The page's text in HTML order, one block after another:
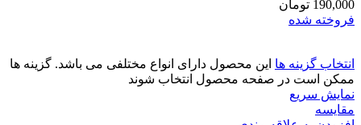
190,000 تومان
فروخته شده
انتخاب گزینه ها این محصول دارای انواع مختلفی می باشد. گزینه ها
ممکن است در صفحه محصول انتخاب شوند
نمایش سریع
مقايسه